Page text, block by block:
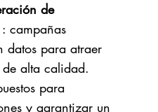
de
campañas
datos para atraer
alta calidad.
para
y garantizar un